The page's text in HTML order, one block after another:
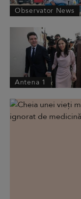
Observator News
Antena 1